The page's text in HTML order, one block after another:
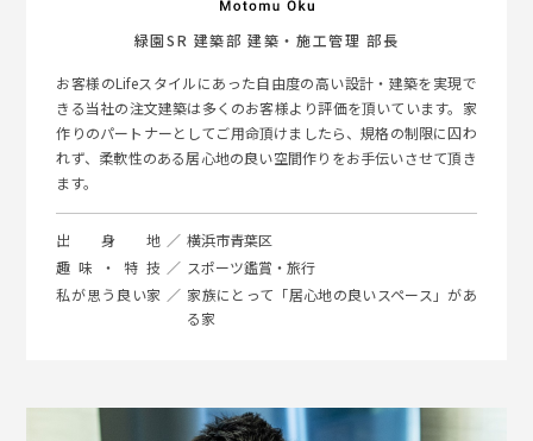
緑園SR 建築部 建築・施工管理 部長
お客様のLifeスタイルにあった自由度の高い設計・建築を実現で
きる当社の注文建築は多くのお客様より評価を頂いています。家
作りのパートナーとしてご用命頂けましたら、規格の制限に囚わ
れず、柔軟性のある居心地の良い空間作りをお手伝いさせて頂き
ます。
出身地
横浜市青葉区
趣味・特技
スポーツ鑑賞・旅行
私が思う良い家
家族にとって「居心地の良いスペース」があ
る家